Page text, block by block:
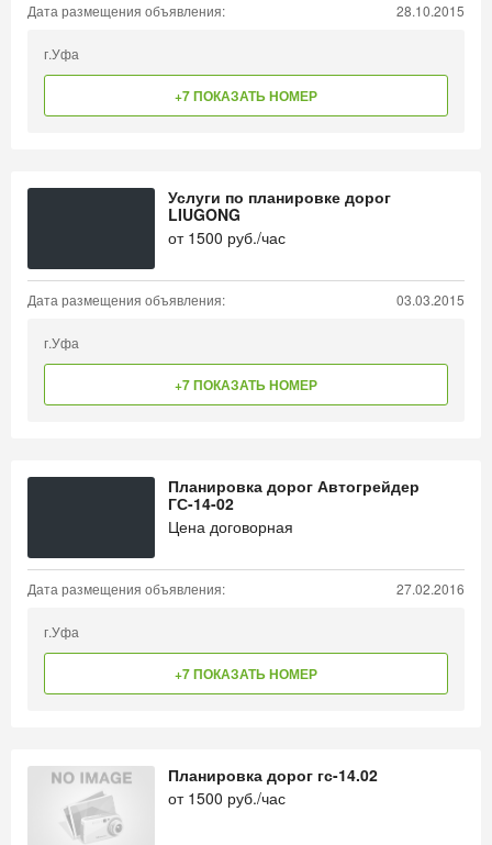
Дата размещения объявления: 28.10.2015
г.Уфа
+7 ПОКАЗАТЬ НОМЕР
Услуги по планировке дорог
LIUGONG
от 1500 руб./час
Дата размещения объявления: 03.03.2015
г.Уфа
+7 ПОКАЗАТЬ НОМЕР
Планировка дорог Автогрейдер
ГС-14-02
Цена договорная
Дата размещения объявления: 27.02.2016
г.Уфа
+7 ПОКАЗАТЬ НОМЕР
Планировка дорог гс-14.02
от 1500 руб./час